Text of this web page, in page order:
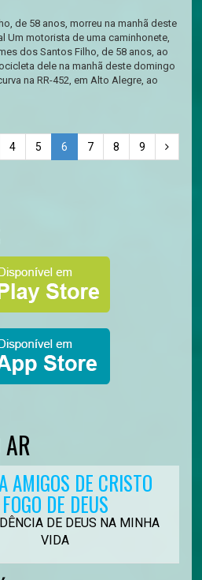
de 58 anos, morreu na manhã deste
Um motorista de uma caminhonete,
dos Santos Filho, de 58 anos, ao
dele na manhã deste domingo
na RR-452, em Alto Alegre, ao
4 5 6 7 8 9
AMIGOS DE CRISTO
FOGO DE DEUS
DE DEUS NA MINHA
VIDA